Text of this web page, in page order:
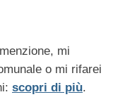
mi
o mi rifarei
scopri di più.